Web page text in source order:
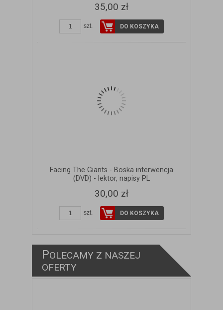
35,00 zł
szt. DO KOSZYKA
Facing The Giants - Boska interwencja
(DVD) - lektor, napisy PL
30,00 zł
szt. DO KOSZYKA
POLECAMY Z NASZEJ
OFERTY
ZOBACZ SZCZEGÓŁY